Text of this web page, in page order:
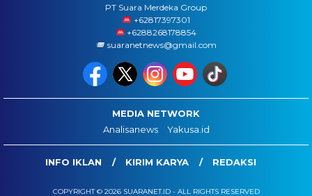
PT Suara Merdeka Group
‪+62817397301
+6288268178854
suaranetnews@gmail.com
MEDIA NETWORK
Analisanews
Yakusa.id
INFO IKLAN KIRIM KARYA REDAKSI
COPYRIGHT © 2026 SUARANET.ID - ALL RIGHTS RESERVED